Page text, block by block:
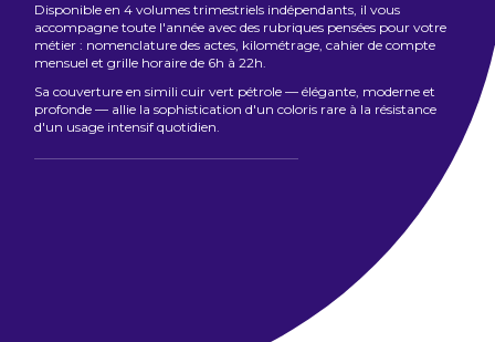
Disponible en 4 volumes trimestriels indépendants, il vous
accompagne toute l'année avec des rubriques pensées pour votre
métier : nomenclature des actes, kilométrage, cahier de compte
mensuel et grille horaire de 6h à 22h.
Sa couverture en simili cuir vert pétrole — élégante, moderne et
profonde — allie la sophistication d'un coloris rare à la résistance
d'un usage intensif quotidien.